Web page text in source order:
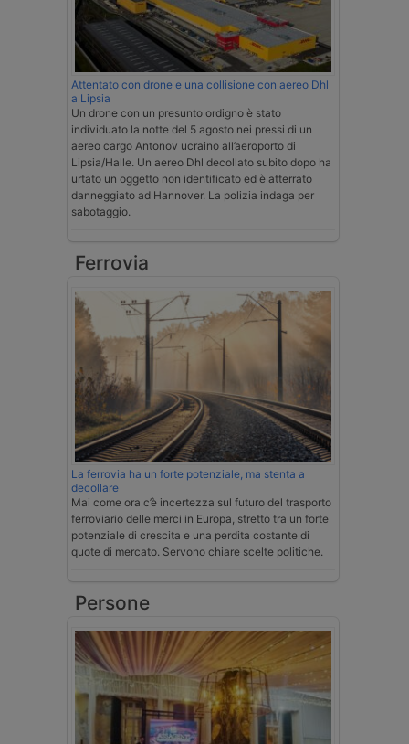
Attentato con drone e una collisione con aereo Dhl
a Lipsia
Un drone con un presunto ordigno è stato
individuato la notte del 5 agosto nei pressi di un
aereo cargo Antonov ucraino all’aeroporto di
Lipsia/Halle. Un aereo Dhl decollato subito dopo ha
urtato un oggetto non identificato ed è atterrato
danneggiato ad Hannover. La polizia indaga per
sabotaggio.
Ferrovia
La ferrovia ha un forte potenziale, ma stenta a
decollare
Mai come ora c’è incertezza sul futuro del trasporto
ferroviario delle merci in Europa, stretto tra un forte
potenziale di crescita e una perdita costante di
quote di mercato. Servono chiare scelte politiche.
Persone